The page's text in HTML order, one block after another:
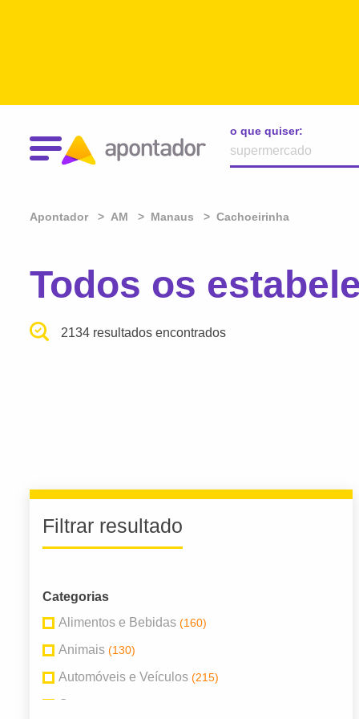
o que quiser:
Apontador AM Manaus Cachoeirinha
Todos os
2134 resultados encontrados
Filtrar resultado
Categorias
Alimentos e Bebidas (160)
Animais (130)
Automóveis e Veículos (215)
Com